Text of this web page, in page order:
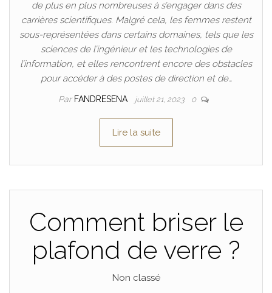
de plus en plus nombreuses à s’engager dans des
carrières scientifiques. Malgré cela, les femmes restent
sous-représentées dans certains domaines, tels que les
sciences de l’ingénieur et les technologies de
l’information, et elles rencontrent encore des obstacles
pour accéder à des postes de direction et de…
Par FANDRESENA juillet 21, 2023 0
Lire la suite
Comment briser le
plafond de verre ?
Non classé